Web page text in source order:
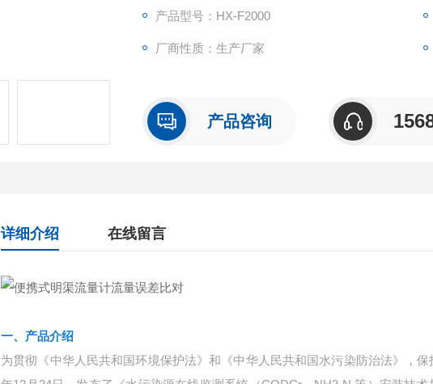
产品型号：HX-F2000
厂商性质：生产厂家
产品咨询
详细介绍 在线留言
一、 产品介绍
为贯彻《中华人民共和国环境保护法》和《中华人民共和国水污染防治法》，